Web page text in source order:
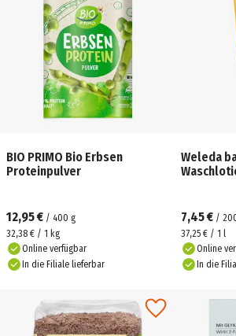
BIO PRIMO Bio Erbsen
Proteinpulver
12,95 € / 400 g
32,38 € / 1 kg
Online verfügbar
In die Filiale lieferbar
Weleda
7,45 € /
37,25 € / 1 l
Online
In die